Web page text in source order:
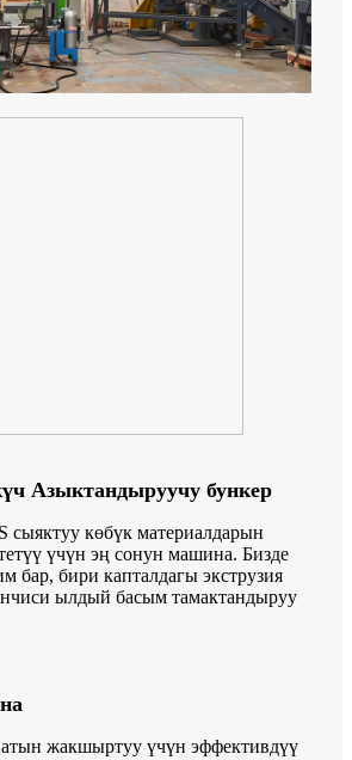
Азыктандыруучу бункер
сыяктуу көбүк материалдарын
үчүн эң сонун машина. Бизде
бар, бири капталдагы экструзия
ылдый басым тамактандыруу
жакшыртуу үчүн эффективдүү